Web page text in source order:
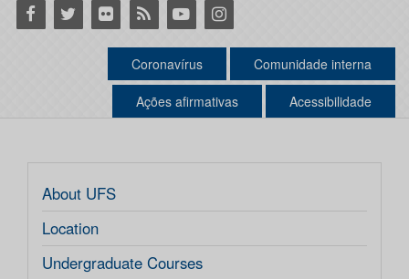
Facebook
Twitter Flickr RSS YoutubeInstagram
Coronavírus Comunidade interna
Ações afirmativas Acessibilidade
About UFS
Location
Undergraduate Courses